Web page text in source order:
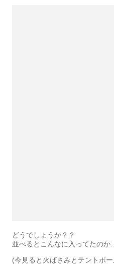
どうでしょうか？？
並べるとこんなに入ってたのか
(今見ると火ばさみとテントポ